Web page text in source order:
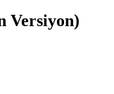
Versiyon)